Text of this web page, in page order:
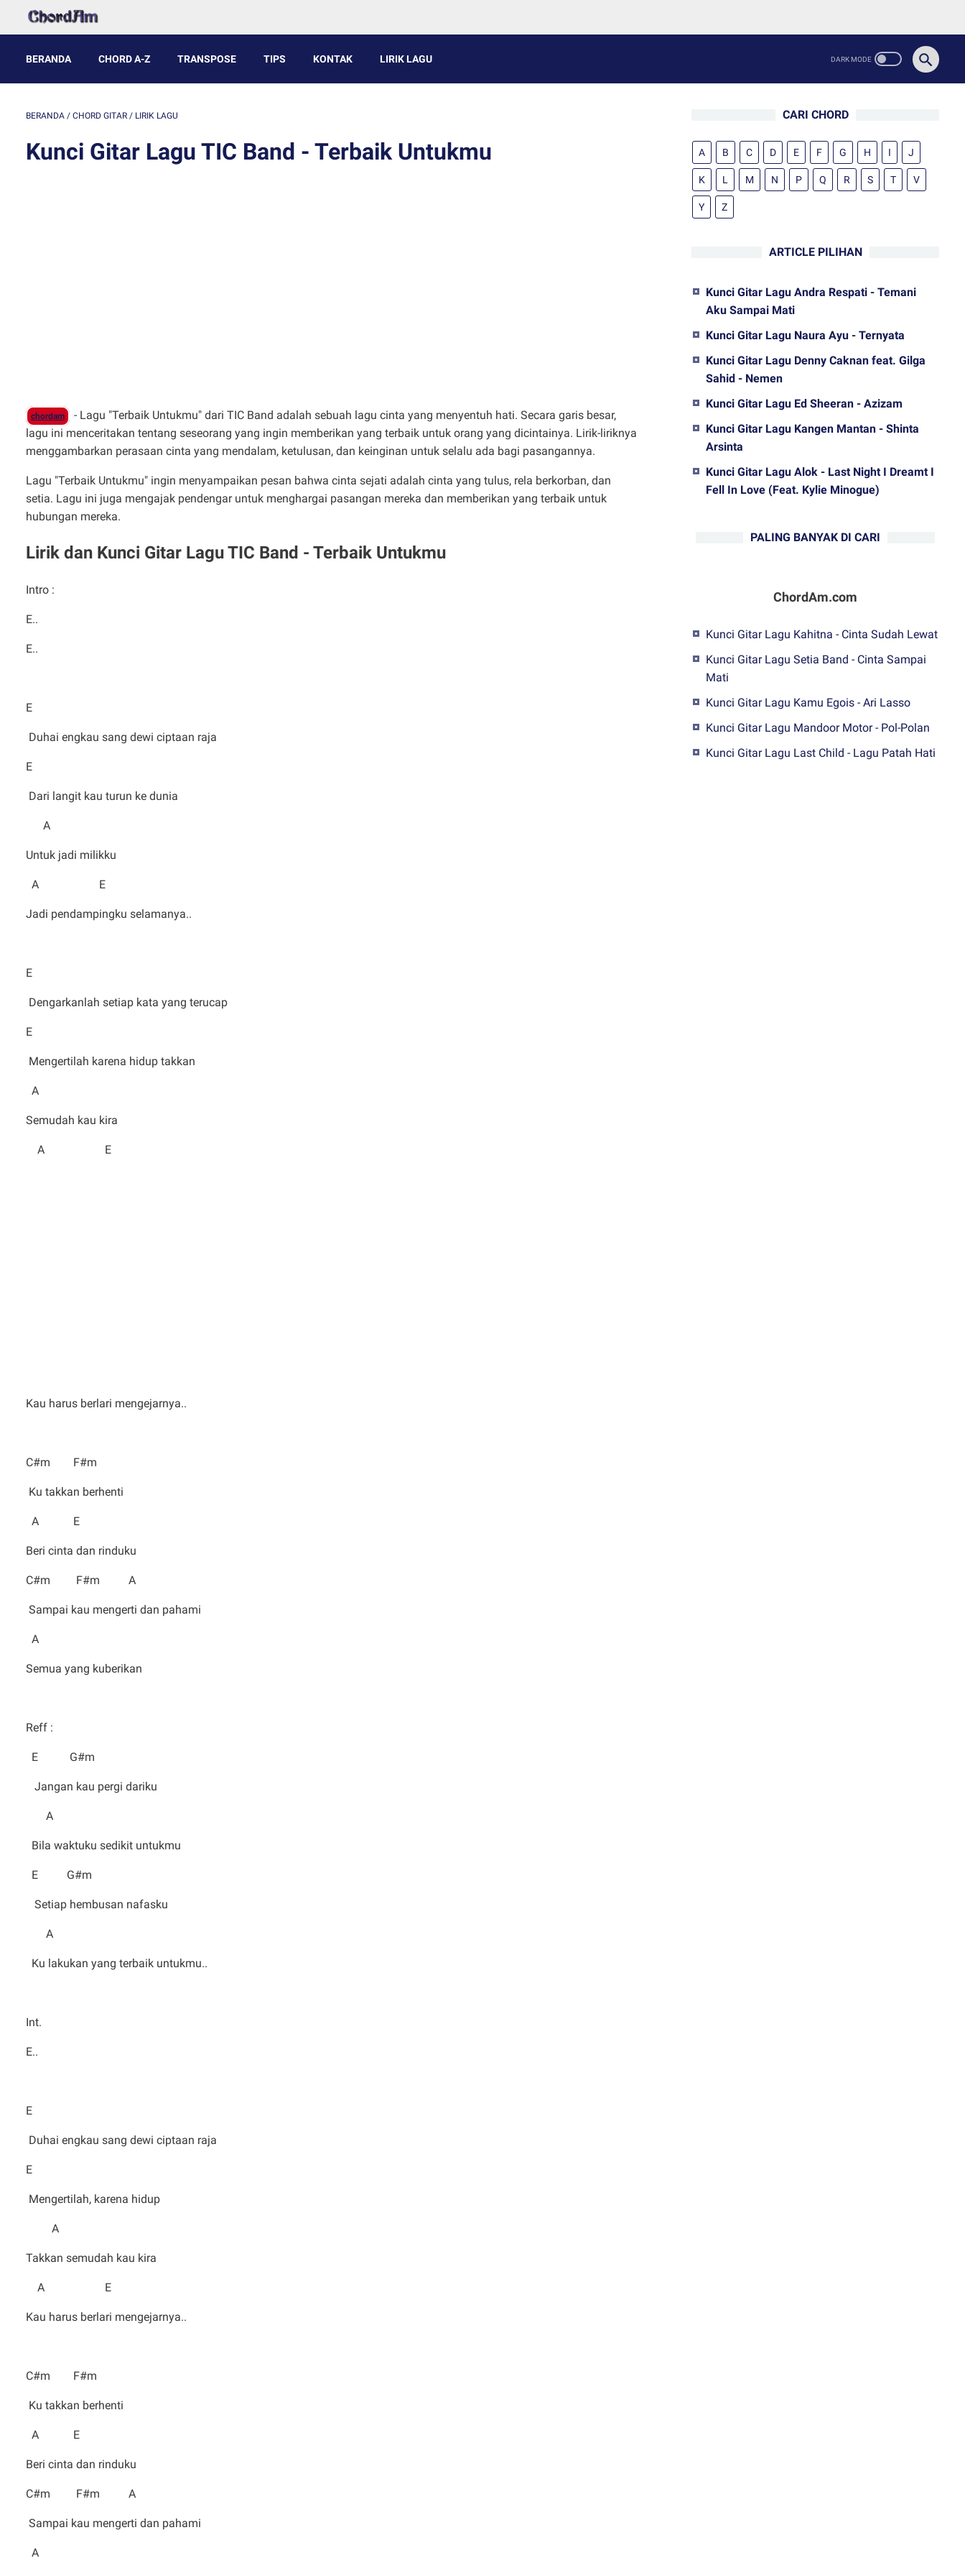
BERANDA CHORD A-Z TRANSPOSE TIPS KONTAK LIRIK LAGU
BERANDA / CHORD GITAR / LIRIK LAGU
Kunci Gitar Lagu TIC Band - Terbaik Untukmu
chordam
- Lagu "Terbaik Untukmu" dari TIC Band adalah sebuah lagu cinta yang menyentuh hati. Secara garis besar,
lagu ini menceritakan tentang seseorang yang ingin memberikan yang terbaik untuk orang yang dicintainya. Lirik-liriknya
menggambarkan perasaan cinta yang mendalam, ketulusan, dan keinginan untuk selalu ada bagi pasangannya.
Lagu "Terbaik Untukmu" ingin menyampaikan pesan bahwa cinta sejati adalah cinta yang tulus, rela berkorban, dan
setia. Lagu ini juga mengajak pendengar untuk menghargai pasangan mereka dan memberikan yang terbaik untuk
hubungan mereka.
Lirik dan Kunci Gitar Lagu TIC Band - Terbaik Untukmu
Intro :
E..
E..
E
Duhai engkau sang dewi ciptaan raja
E
Dari langit kau turun ke dunia
A
Untuk jadi milikku
A E
Jadi pendampingku selamanya..
E
Dengarkanlah setiap kata yang terucap
E
Mengertilah karena hidup takkan
A
Semudah kau kira
A E
Kau harus berlari mengejarnya..
C#m F#m
Ku takkan berhenti
A E
Beri cinta dan rinduku
C#m F#m A
Sampai kau mengerti dan pahami
A
Semua yang kuberikan
Reff :
E G#m
Jangan kau pergi dariku
A
Bila waktuku sedikit untukmu
E G#m
Setiap hembusan nafasku
A
Ku lakukan yang terbaik untukmu..
Int.
E..
E
Duhai engkau sang dewi ciptaan raja
E
Mengertilah, karena hidup
A
Takkan semudah kau kira
A E
Kau harus berlari mengejarnya..
C#m F#m
Ku takkan berhenti
A E
Beri cinta dan rinduku
C#m F#m A
Sampai kau mengerti dan pahami
A
CARI CHORD
A B C D E F G H I J
K L M N P Q R S T V
Y Z
ARTICLE PILIHAN
Kunci Gitar Lagu Andra Respati - Temani
Aku Sampai Mati
Kunci Gitar Lagu Naura Ayu - Ternyata
Kunci Gitar Lagu Denny Caknan feat. Gilga
Sahid - Nemen
Kunci Gitar Lagu Ed Sheeran - Azizam
Kunci Gitar Lagu Kangen Mantan - Shinta
Arsinta
Kunci Gitar Lagu Alok - Last Night I Dreamt I
Fell In Love (Feat. Kylie Minogue)
PALING BANYAK DI CARI
ChordAm.com
Kunci Gitar Lagu Kahitna - Cinta Sudah Lewat
Kunci Gitar Lagu Setia Band - Cinta Sampai
Mati
Kunci Gitar Lagu Kamu Egois - Ari Lasso
Kunci Gitar Lagu Mandoor Motor - Pol-Polan
Kunci Gitar Lagu Last Child - Lagu Patah Hati